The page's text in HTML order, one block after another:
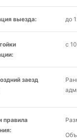
выезда: до
с
заезд
правила